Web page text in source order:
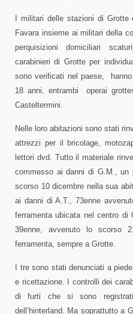
I militari delle stazioni di
Favara insieme ai militari della
perquisizioni domiciliari
carabinieri di Grotte per
sono verificati nel paese,
18 anni, entrambi
operai
Casteltermini.
Nelle loro abitazioni sono stati
attrezzi per il bricolage,
lettori dvd. Tutto il materiale
commesso ai danni di G.M., un
scorso 10 dicembre nella sua
ai danni di A.T., 73enne
ferramenta ubicata nel centro
39enne, avvenuto lo scorso
ferramenta, sempre a Grotte.
I tre sono stati denunciati a
e ricettazione. I controlli dei
di furti che si sono
dell’hinterland. Ma soprattutto a